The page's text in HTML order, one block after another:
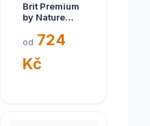
Brit Premium
by Nature
15 kg
od 724
Kč